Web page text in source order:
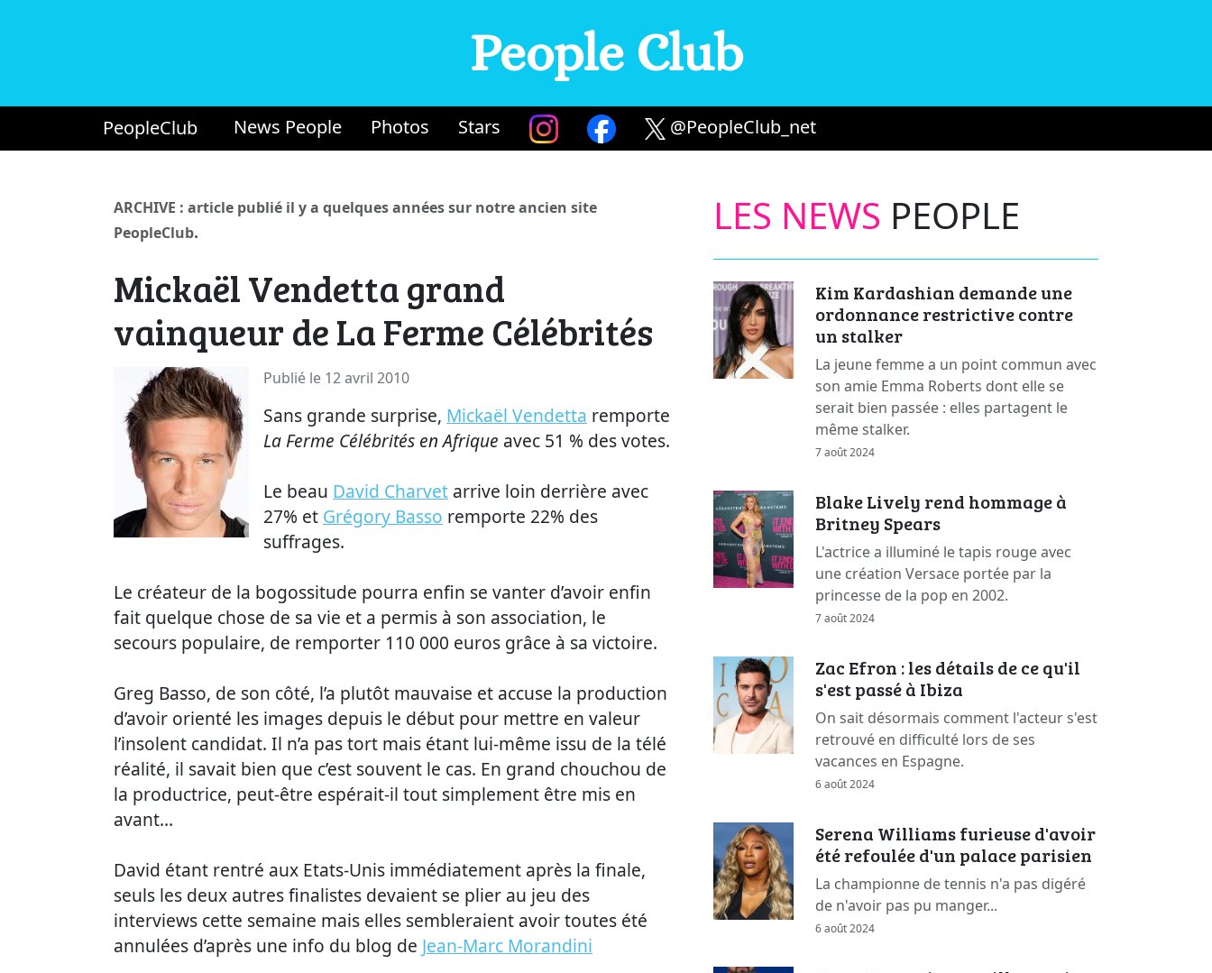
People Club
PeopleClub News People Photos Stars @PeopleClub_net
ARCHIVE : article publié il y a quelques années sur notre ancien site
PeopleClub.
Mickaël Vendetta grand
vainqueur de La Ferme Célébrités
Publié le 12 avril 2010
Sans grande surprise, Mickaël Vendetta remporte
La Ferme Célébrités en Afrique avec 51 % des votes.
Le beau David Charvet arrive loin derrière avec
27% et Grégory Basso remporte 22% des
suffrages.
Le créateur de la bogossitude pourra enfin se vanter d’avoir enfin
fait quelque chose de sa vie et a permis à son association, le
secours populaire, de remporter 110 000 euros grâce à sa victoire.
Greg Basso, de son côté, l’a plutôt mauvaise et accuse la production
d’avoir orienté les images depuis le début pour mettre en valeur
l’insolent candidat. Il n’a pas tort mais étant lui-même issu de la télé
réalité, il savait bien que c’est souvent le cas. En grand chouchou de
la productrice, peut-être espérait-il tout simplement être mis en
avant…
David étant rentré aux Etats-Unis immédiatement après la finale,
seuls les deux autres finalistes devaient se plier au jeu des
interviews cette semaine mais elles sembleraient avoir toutes été
annulées d’après une info du blog de Jean-Marc Morandini
LES NEWS PEOPLE
Kim Kardashian demande une
ordonnance restrictive contre
un stalker
La jeune femme a un point commun avec
son amie Emma Roberts dont elle se
serait bien passée : elles partagent le
même stalker.
7 août 2024
Blake Lively rend hommage à
Britney Spears
L'actrice a illuminé le tapis rouge avec
une création Versace portée par la
princesse de la pop en 2002.
7 août 2024
Zac Efron : les détails de ce qu'il
s'est passé à Ibiza
On sait désormais comment l'acteur s'est
retrouvé en difficulté lors de ses
vacances en Espagne.
6 août 2024
Serena Williams furieuse d'avoir
été refoulée d'un palace parisien
La championne de tennis n'a pas digéré
de n'avoir pas pu manger...
6 août 2024